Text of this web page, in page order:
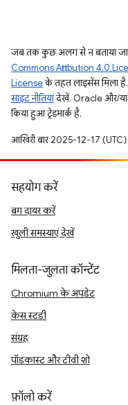
जब तक कुछ अलग से न बताया
Commons Attribution 4.0
Licenseके तहत लाइसेंस मिला है.
साइट नीतियांदेखें. Oracle और/या
किया हुआ ट्रेडमार्क है.
आखिरी बार 2025-12-17 (UTC)
सहयोग करें
बग दायर करें
खुली समस्याएं देखें
मिलता-जुलता कॉन्टेंट
Chromium के अपडेट
केस स्टडी
संग्रह
पॉडकास्ट और टीवी शो
फ़ॉलो करें